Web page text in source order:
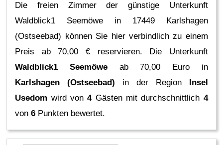
Die freien Zimmer der günstige Unterkunft
Waldblick1 Seemöwe in 17449 Karlshagen
(Ostseebad) können Sie hier verbindlich zu einem
Preis ab 70,00 € reservieren. Die Unterkunft
Waldblick1 Seemöweab 70,00 Euro in
Karlshagen (Ostseebad) in der Region Insel
Usedom wird von4Gästen mit durchschnittlich 4
von6 Punkten bewertet.